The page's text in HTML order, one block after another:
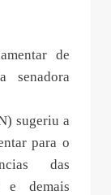
de
senadora
sugeriu a
para o
das
e demais